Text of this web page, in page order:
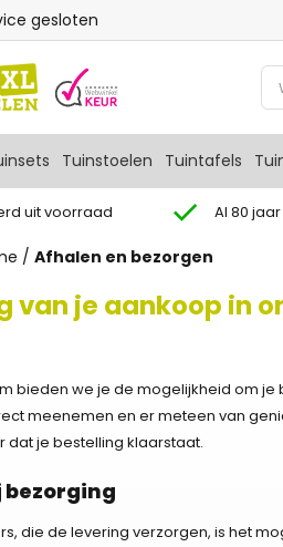
gesloten
r
o
d
u
c
z
k
e
Tuinstoelen Tuintafels
uit voorraad Al 80
/ Afhalen en bezorgen
van je aankoop in
bieden we je de mogelijkheid om je
meenemen en er meteen van
dat je bestelling klaarstaat.
bezorging
die de levering verzorgen, is het